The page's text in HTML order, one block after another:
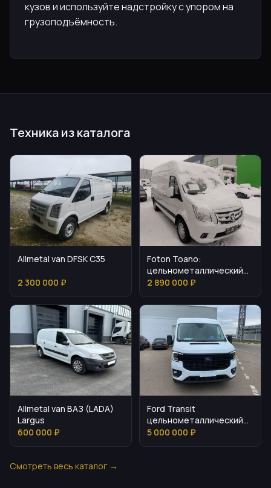
кузов и используйте надстройку с упором на
грузоподъёмность.
Техника из каталога
Allmetal van DFSK C35
2 300 000 ₽
Foton Toano:
цельнометаллический
фургон для логистики
2 890 000 ₽
Allmetal van ВАЗ (LADA)
Largus
600 000 ₽
Ford Transit
цельнометаллический
фургон L2H2 2.0L TDi
5 000 000 ₽
Смотреть весь каталог →